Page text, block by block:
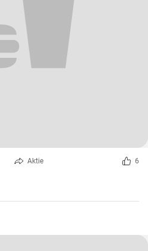
Aktie 6